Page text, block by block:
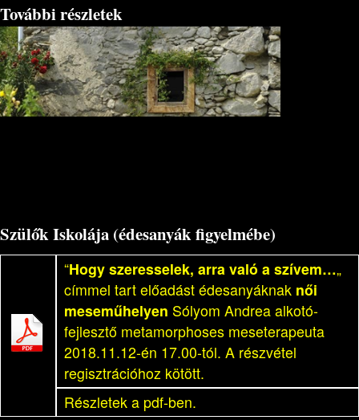
További részletek
Szülők Iskolája (édesanyák figyelmébe)
“Hogy szeresselek, arra való a szívem…„
címmel tart előadást édesanyáknak női
meseműhelyen Sólyom Andrea alkotó-
fejlesztő metamorphoses meseterapeuta
2018.11.12-én 17.00-tól. A részvétel
regisztrációhoz kötött.
Részletek a pdf-ben.